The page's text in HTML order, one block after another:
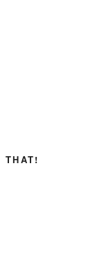
THAT!